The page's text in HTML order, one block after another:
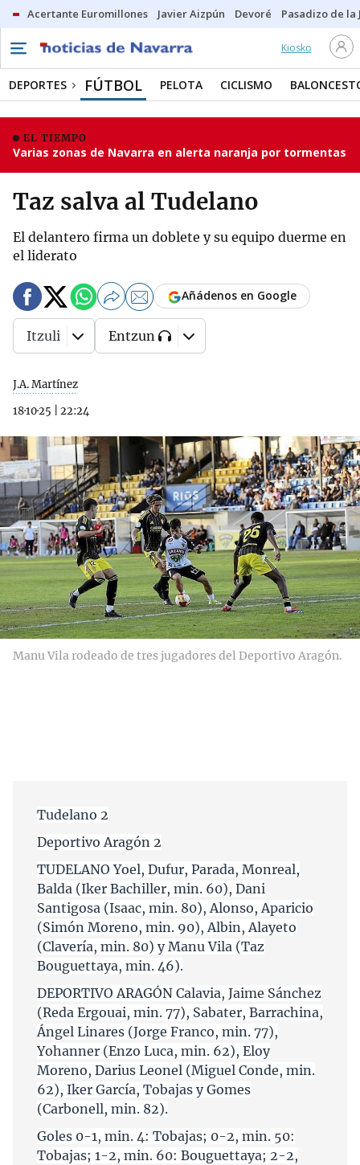
Acertante Euromillones Javier Aizpún Devoré Pasadizo de la
Kiosko
DEPORTES FÚTBOL PELOTA CICLISMO
EL TIEMPO
Varias zonas de Navarra en alerta naranja por tormentas
Taz salva al Tudelano
El delantero firma un doblete y su equipo duerme en
el liderato
J.A. Martínez
18·10·25
22:24
Añádenos en Google
Itzuli Entzun
Manu Vila rodeado de tres jugadores del Deportivo Aragón.
Tudelano 2
Deportivo Aragón 2
TUDELANO Yoel, Dufur, Parada, Monreal,
Balda (Iker Bachiller, min. 60), Dani
Santigosa (Isaac, min. 80), Alonso, Aparicio
(Simón Moreno, min. 90), Albin, Alayeto
(Clavería, min. 80) y Manu Vila (Taz
Bouguettaya, min. 46).
DEPORTIVO ARAGÓN Calavia, Jaime Sánchez
(Reda Ergouai, min. 77), Sabater, Barrachina,
Ángel Linares (Jorge Franco, min. 77),
Yohanner (Enzo Luca, min. 62), Eloy
Moreno, Darius Leonel (Miguel Conde, min.
62), Iker García, Tobajas y Gomes
(Carbonell, min. 82).
Goles 0-1, min. 4: Tobajas; 0-2, min. 50:
Tobajas; 1-2, min. 60: Bouguettaya; 2-2,